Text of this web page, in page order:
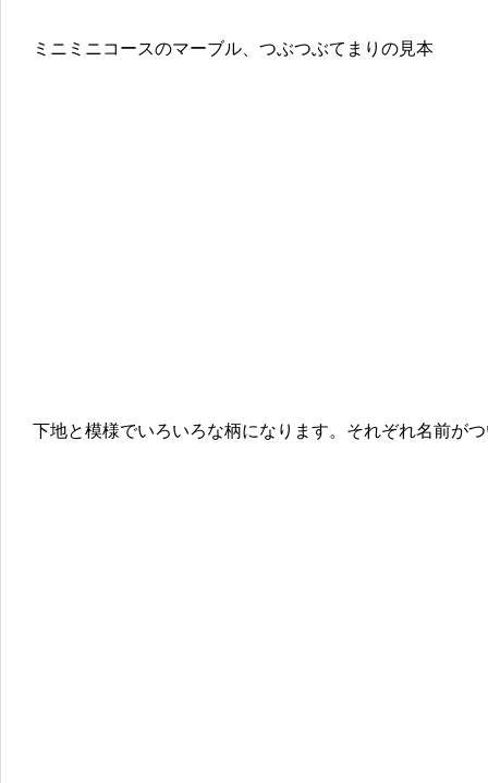
ミニミニコースのマーブル、つぶつぶてまりの見本
下地と模様でいろいろな柄になります。それぞれ名前が